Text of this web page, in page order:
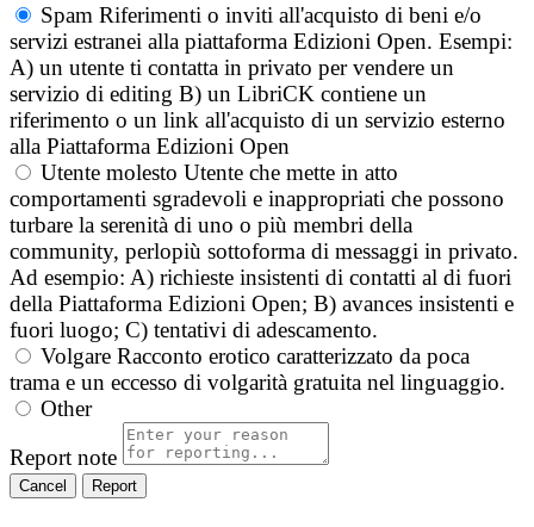
Spam Riferimenti o inviti all'acquisto di beni e/o
servizi estranei alla piattaforma Edizioni Open. Esempi:
A) un utente ti contatta in privato per vendere un
servizio di editing B) un LibriCK contiene un
riferimento o un link all'acquisto di un servizio esterno
alla Piattaforma Edizioni Open
Utente molesto Utente che mette in atto
comportamenti sgradevoli e inappropriati che possono
turbare la serenità di uno o più membri della
community, perlopiù sottoforma di messaggi in privato.
Ad esempio: A) richieste insistenti di contatti al di fuori
della Piattaforma Edizioni Open; B) avances insistenti e
fuori luogo; C) tentativi di adescamento.
Volgare Racconto erotico caratterizzato da poca
trama e un eccesso di volgarità gratuita nel linguaggio.
Other
Report note
Report